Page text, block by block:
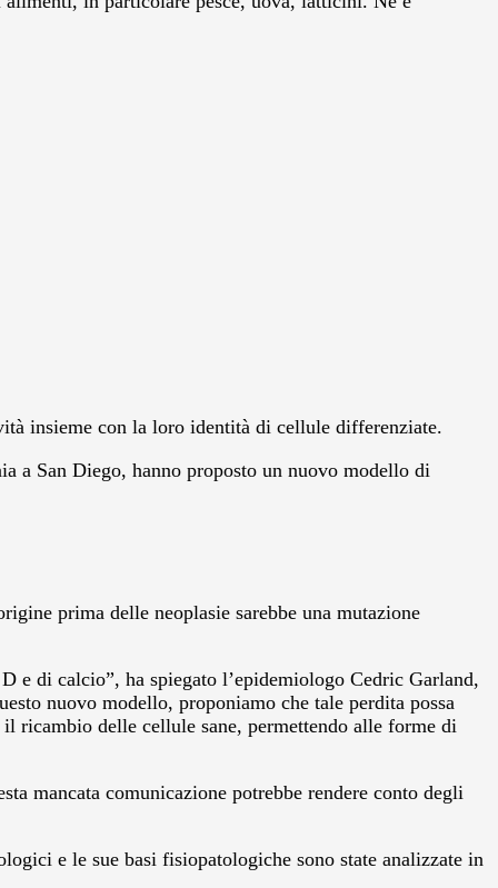
insieme con la loro identità di cellule differenziate.
a San Diego, hanno proposto un nuovo modello di
prima delle neoplasie sarebbe una mutazione
e di calcio”, ha spiegato l’epidemiologo Cedric Garland,
nuovo modello, proponiamo che tale perdita possa
ricambio delle cellule sane, permettendo alle forme di
mancata comunicazione potrebbe rendere conto degli
e le sue basi fisiopatologiche sono state analizzate in